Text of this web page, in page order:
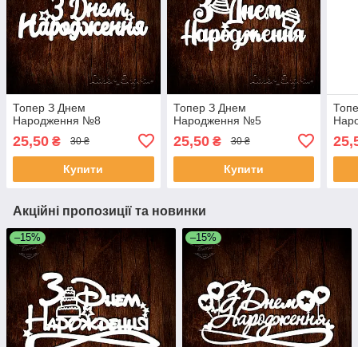
Топер З Днем
Народження №8
25,50 ₴ 30 ₴
Купити
Топер З Днем
Народження №5
25,50₴ 30 ₴
Купити
Акційні пропозиції та новинки
–15% –15%